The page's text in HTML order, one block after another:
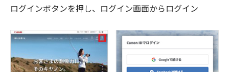
ログインボタンを押し、ログイン画面からログイン